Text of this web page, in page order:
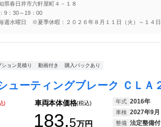
県春日井市六軒屋町４－１８
9：30～19：00
週水曜日 ※夏季休暇：２０２６年８月１１日（火）～１４日
ション見積り 動画付き 購入パックあり
) 車両本体価格(税込)
183.5万円
年式 2016年
車検 2027年9月
整備 法定整備付